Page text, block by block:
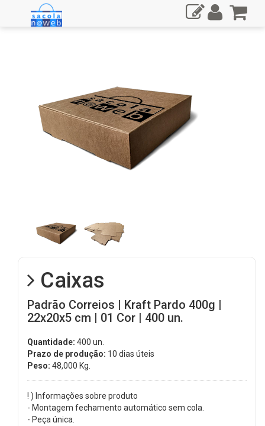
Caixas
Padrão Correios | Kraft Pardo 400g |
22x20x5 cm | 01 Cor | 400 un.
Quantidade: 400 un.
Prazo de produção: 10 dias úteis
Peso: 48,000 Kg.
! ) Informações sobre produto
- Montagem fechamento automático sem cola.
- Peça única.